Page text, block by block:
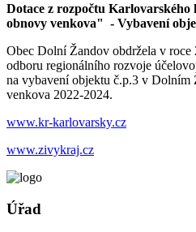
Dotace z rozpočtu
obnovy venkova" - Vybavení
Obec Dolní Žandov obdržela v
odboru regionálního rozvoje
na vybavení objektu č.p.3 v Dolním
venkova 2022-2024.
www.kr-karlovarsky.cz
www.zivykraj.cz
Úřad